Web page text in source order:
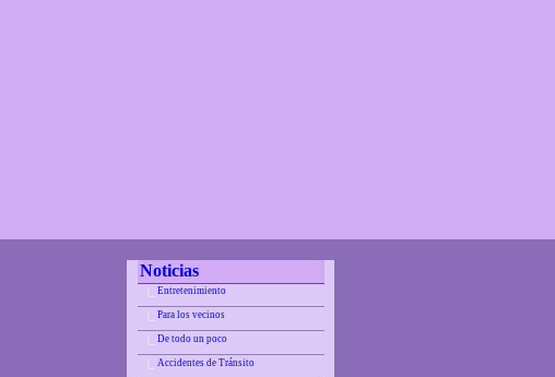
Noticias
Entretenimiento
Para los vecinos
De todo un poco
Accidentes de Tránsito